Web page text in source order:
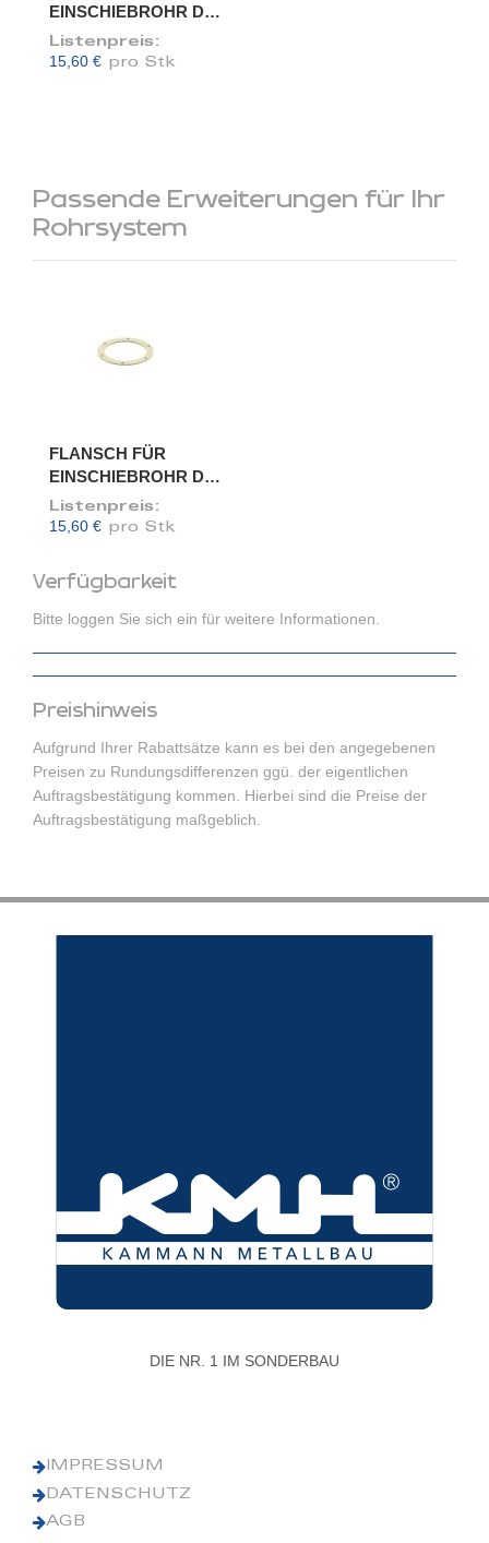
Verfügbarkeit
Bitte loggen Sie sich ein für weitere Informationen.
Preishinweis
Aufgrund Ihrer Rabattsätze kann es bei den angegebenen
Preisen zu Rundungsdifferenzen ggü. der eigentlichen
Auftragsbestätigung kommen. Hierbei sind die Preise der
Auftragsbestätigung maßgeblich.
EINSCHIEBROHR DN
100/98
Listenpreis:
15,60 € pro Stk
Passende Erweiterungen für Ihr
Rohrsystem
FLANSCH FÜR
EINSCHIEBROHR DN
100/98
Listenpreis:
15,60 € pro Stk
DIE NR. 1 IM SONDERBAU
IMPRESSUM
DATENSCHUTZ
AGB